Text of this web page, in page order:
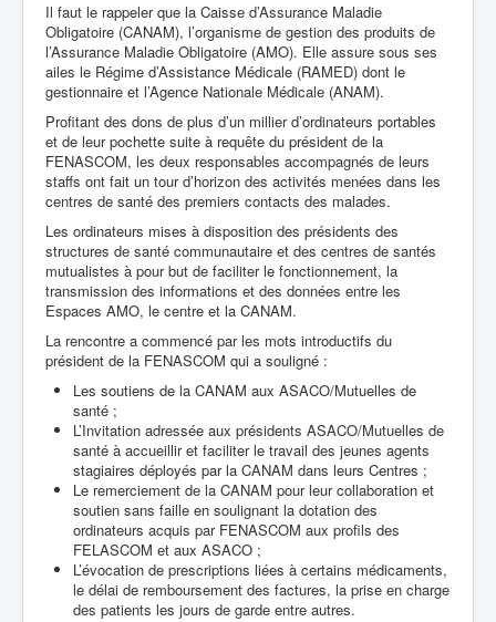
Il faut le rappeler que la Caisse d’Assurance Maladie
Obligatoire (CANAM), l’organisme de gestion des produits de
l’Assurance Maladie Obligatoire (AMO). Elle assure sous ses
ailes le Régime d’Assistance Médicale (RAMED) dont le
gestionnaire et l’Agence Nationale Médicale (ANAM).
Profitant des dons de plus d’un millier d’ordinateurs portables
et de leur pochette suite à requête du président de la
FENASCOM, les deux responsables accompagnés de leurs
staffs ont fait un tour d’horizon des activités menées dans les
centres de santé des premiers contacts des malades.
Les ordinateurs mises à disposition des présidents des
structures de santé communautaire et des centres de santés
mutualistes à pour but de faciliter le fonctionnement, la
transmission des informations et des données entre les
Espaces AMO, le centre et la CANAM.
La rencontre a commencé par les mots introductifs du
président de la FENASCOM qui a souligné :
Les soutiens de la CANAM aux ASACO/Mutuelles de
santé ;
L’Invitation adressée aux présidents ASACO/Mutuelles de
santé à accueillir et faciliter le travail des jeunes agents
stagiaires déployés par la CANAM dans leurs Centres ;
Le remerciement de la CANAM pour leur collaboration et
soutien sans faille en soulignant la dotation des
ordinateurs acquis par FENASCOM aux profils des
FELASCOM et aux ASACO ;
L’évocation de prescriptions liées à certains médicaments,
le délai de remboursement des factures, la prise en charge
des patients les jours de garde entre autres.